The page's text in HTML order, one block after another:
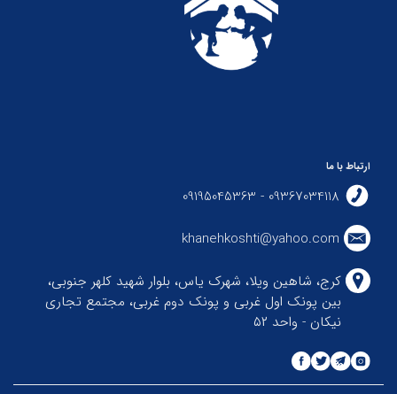
ارتباط با ما
09367034118 - 09195045363
khanehkoshti@yahoo.com
کرج، شاهین ویلا، شهرک یاس، بلوار شهید کلهر جنوبی،
بین پونک اول غربی و پونک دوم غربی، مجتمع تجاری
نیکان - واحد ۵۲